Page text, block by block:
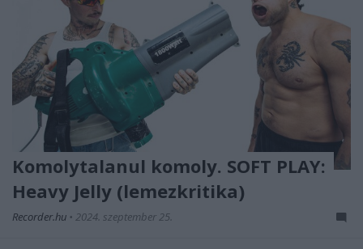
Komolytalanul komoly. SOFT PLAY:
Heavy Jelly (lemezkritika)
Recorder.hu • 2024. szeptember 25.